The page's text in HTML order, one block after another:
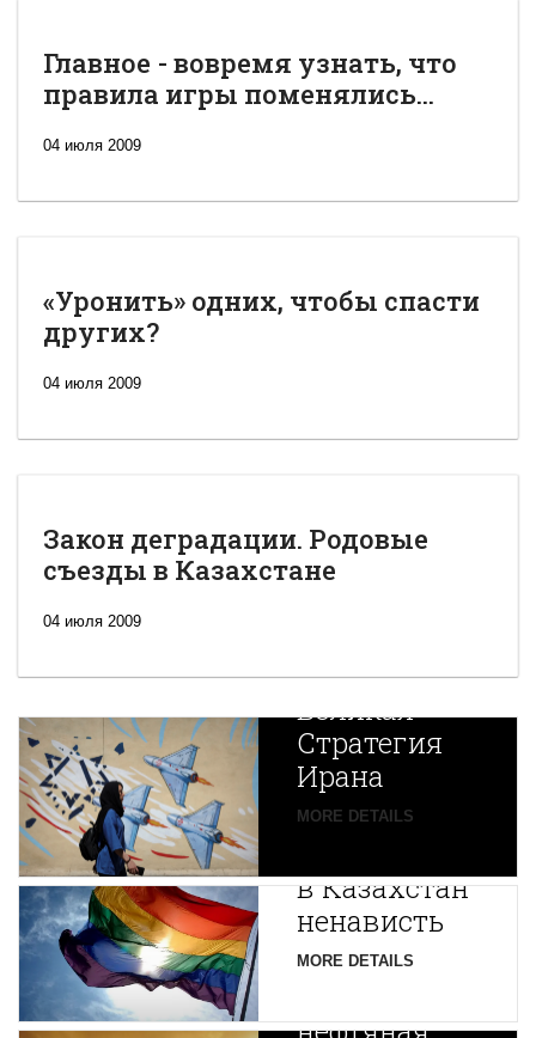
Главное - вовремя узнать, что
правила игры поменялись...
04 июля 2009
«Уронить» одних, чтобы спасти
других?
04 июля 2009
Закон деградации. Родовые
съезды в Казахстане
04 июля 2009
Новая
Великая
Стратегия
Ирана
MORE DETAILS
Путин
в Казахстан
ненависть
MORE DETAILS
Центральной
Азии
зарождается